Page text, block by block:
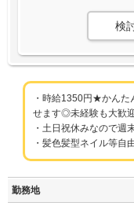
検
・時給1350円★かんた
せます◎未経験も大歓
・土日祝休みなので週
・髪色髪型ネイル等自
勤務地